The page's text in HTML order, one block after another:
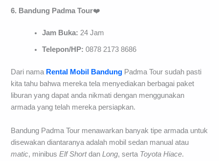
6. Bandung Padma Tour❤️
Jam Buka:24 Jam
Telepon/HP:0878 2173 8686
Dari nama Rental Mobil Bandung Padma Tour sudah pasti
kita tahu bahwa mereka tela menyediakan berbagai paket
liburan yang dapat anda nikmati dengan menggunakan
armada yang telah mereka persiapkan.
Bandung Padma Tour menawarkan banyak tipe armada untuk
disewakan diantaranya adalah mobil sedan manual atau
matic, minibusElf Shortdan Long, serta Toyota Hiace.